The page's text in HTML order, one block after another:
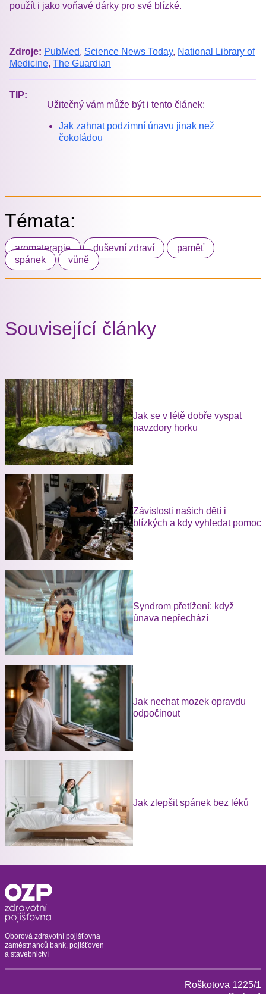
použít i jako voňavé dárky pro své blízké.
Zdroje: PubMed, Science News Today, National Library of
Medicine, The Guardian
TIP:
Užitečný vám může být i tento článek:
Jak zahnat podzimní únavu jinak než
čokoládou
Témata:
aromaterapie duševní zdraví
paměť
spánek
vůně
Související články
Jak se v létě dobře vyspat
navzdory horku
Závislosti našich dětí i
blízkých a kdy vyhledat pomoc
Syndrom přetížení: když
únava nepřechází
Jak nechat mozek opravdu
odpočinout
Jak zlepšit spánek bez léků
Oborová zdravotní pojišťovna
zaměstnanců bank, pojišťoven
a stavebnictví
Roškotova 1225/1